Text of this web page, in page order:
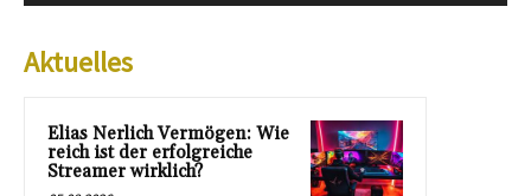
Aktuelles
Elias Nerlich Vermögen: Wie
reich ist der erfolgreiche
Streamer wirklich?